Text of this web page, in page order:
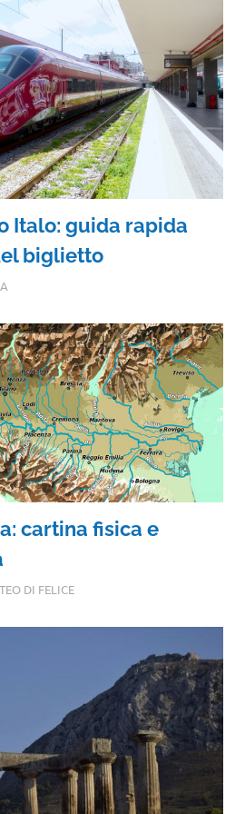
Italo: guida rapida
biglietto
cartina fisica e
DI FELICE